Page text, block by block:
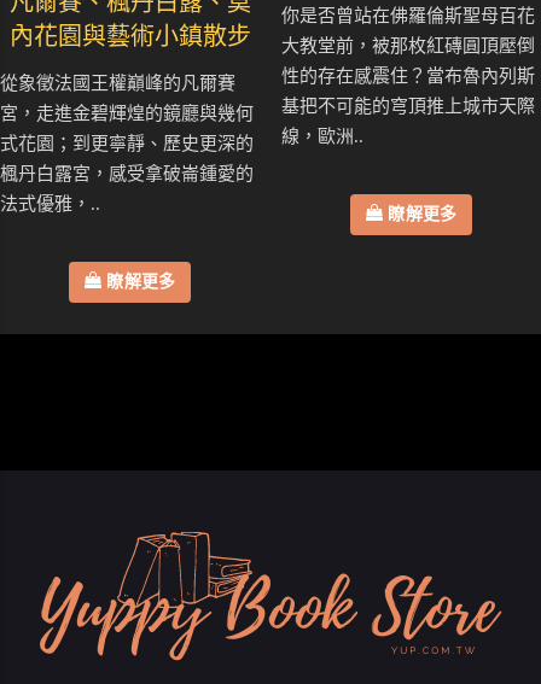
內花園與藝術小鎮散步
從象徵法國王權巔峰的凡爾賽
宮，走進金碧輝煌的鏡廳與幾何
式花園；到更寧靜、歷史更深的
楓丹白露宮，感受拿破崙鍾愛的
法式優雅，..
瞭解更多
你是否曾站在佛羅倫斯聖母百花
大教堂前，被那枚紅磚圓頂壓倒
性的存在感震住？當布魯內列斯
基把不可能的穹頂推上城市天際
線，歐洲..
瞭解更多